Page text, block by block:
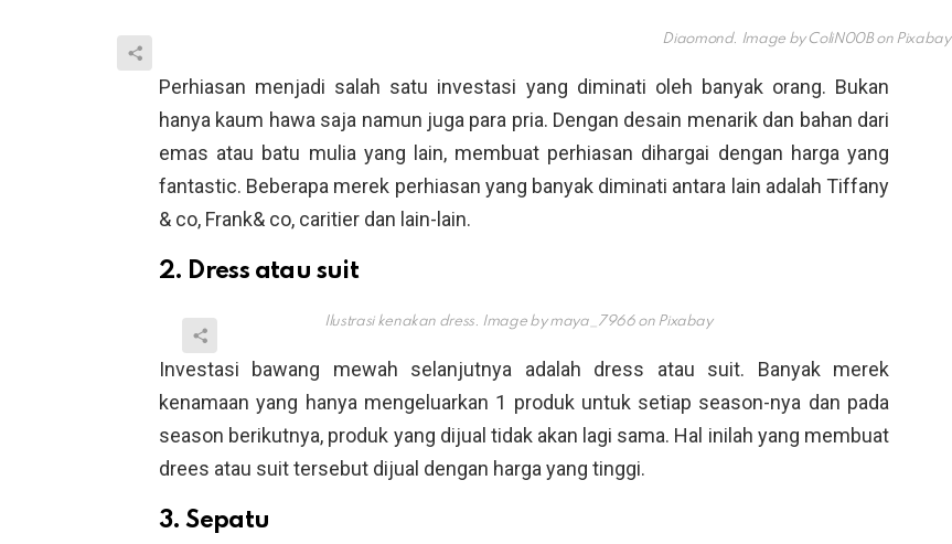
Diaomond. Image by ColiN00B on Pixabay
Perhiasan menjadi salah satu investasi yang diminati oleh banyak orang. Bukan
hanya kaum hawa saja namun juga para pria. Dengan desain menarik dan bahan dari
emas atau batu mulia yang lain, membuat perhiasan dihargai dengan harga yang
fantastic. Beberapa merek perhiasan yang banyak diminati antara lain adalah Tiffany
& co, Frank& co, caritier dan lain-lain.
2. Dress atau suit
Ilustrasi kenakan dress. Image by maya_7966 on Pixabay
Investasi bawang mewah selanjutnya adalah dress atau suit. Banyak merek
kenamaan yang hanya mengeluarkan 1 produk untuk setiap season-nya dan pada
season berikutnya, produk yang dijual tidak akan lagi sama. Hal inilah yang membuat
drees atau suit tersebut dijual dengan harga yang tinggi.
3. Sepatu